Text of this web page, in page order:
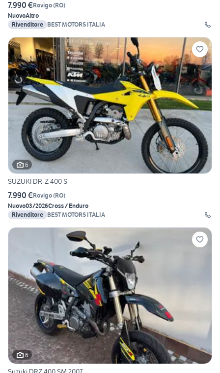
7.990 €Rovigo(RO)
NuovoAltro
Rivenditore BEST MOTORS ITALIA
6
SUZUKI DR-Z 400 S
7.990 €Rovigo(RO)
Nuovo03/2026Cross / Enduro
Rivenditore BEST MOTORS ITALIA
6